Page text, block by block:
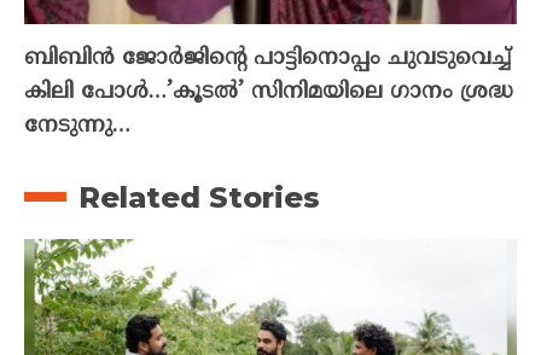
ബിബിൻ ജോർജിന്റെ പാട്ടിനൊപ്പം ചുവടുവെച്ച്
കിലി പോൾ…’കൂടൽ’ സിനിമയിലെ ഗാനം ശ്രദ്ധ
നേടുന്നു…
Related Stories